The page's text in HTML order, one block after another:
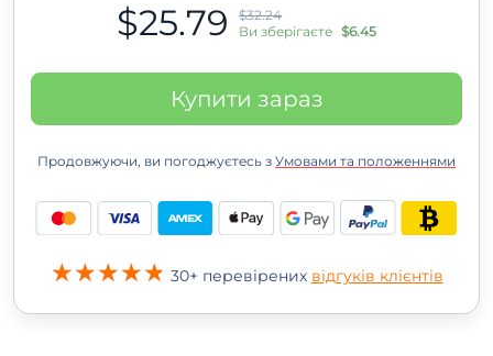
$25.79
$32.24
Ви зберігаєте $6.45
Купити зараз
Продовжуючи, ви погоджуєтесь з Умовами та положеннями
30+ перевірених відгуків клієнтів